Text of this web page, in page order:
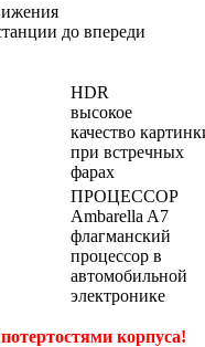
до впереди
HDR
высокое
качество
при встречных
фарах
ПРОЦЕССОР
Ambarella A7
флагманский
процессор в
автомобильной
электронике
корпуса!